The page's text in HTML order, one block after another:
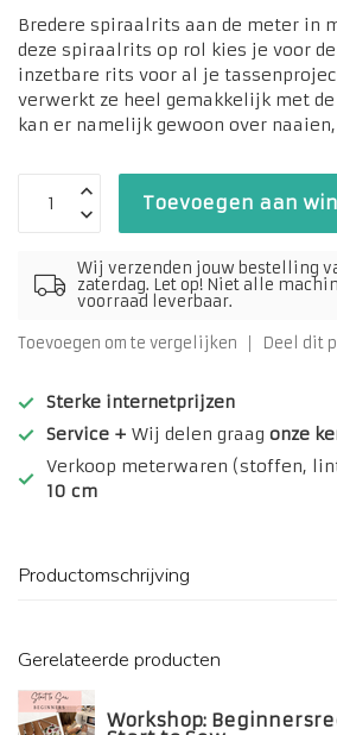
Bredere spiraalrits aan de meter in
deze spiraalrits op rol kies je voor
inzetbare rits voor al je
verwerkt ze heel gemakkelijk met
kan er namelijk gewoon over naaien,
Toevoegen aan
Wij verzenden jouw bestelling
zaterdag. Let op! Niet alle
voorraad leverbaar.
Toevoegen om te vergelijken Deel dit
Sterke internetprijzen
Service + Wij delen graag onze
Verkoop meterwaren (stoffen,
10 cm
Productomschrijving
Gerelateerde producten
Workshop: